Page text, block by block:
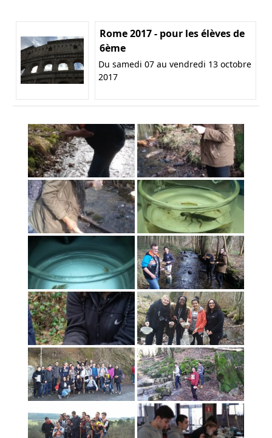
Rome 2017 - pour les élèves de
6ème
Du samedi 07 au vendredi 13 octobre
2017